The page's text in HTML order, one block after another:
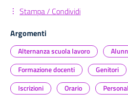
Stampa / Condividi
Argomenti
Alternanza scuola lavoro
Formazione docenti
Genitori
Iscrizioni
Orario